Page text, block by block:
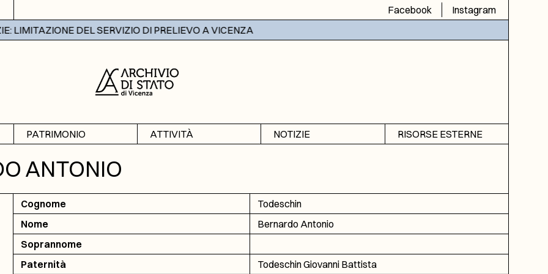
Facebook
Instagram
DEL SERVIZIO DI PRELIEVO A VICENZA
PATRIMONIO
Banche dati
ATTIVITÀ
NOTIZIE
RISORSE ESTERNE
DGA
ICAR
ANTONIO
Cognome
Todeschin
Nome
Bernardo Antonio
Soprannome
Paternità
Todeschin Giovanni Battista